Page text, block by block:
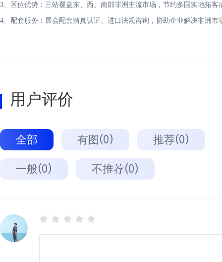
3、区位优势：三站覆盖东、西、南部非洲主流市场，节约多国实地拓客
4、配套服务：展会配套清真认证、进口法规咨询，协助企业解决非洲市
用户评价
全部 有图(0) 推荐(0)
一般(0) 不推荐(0)